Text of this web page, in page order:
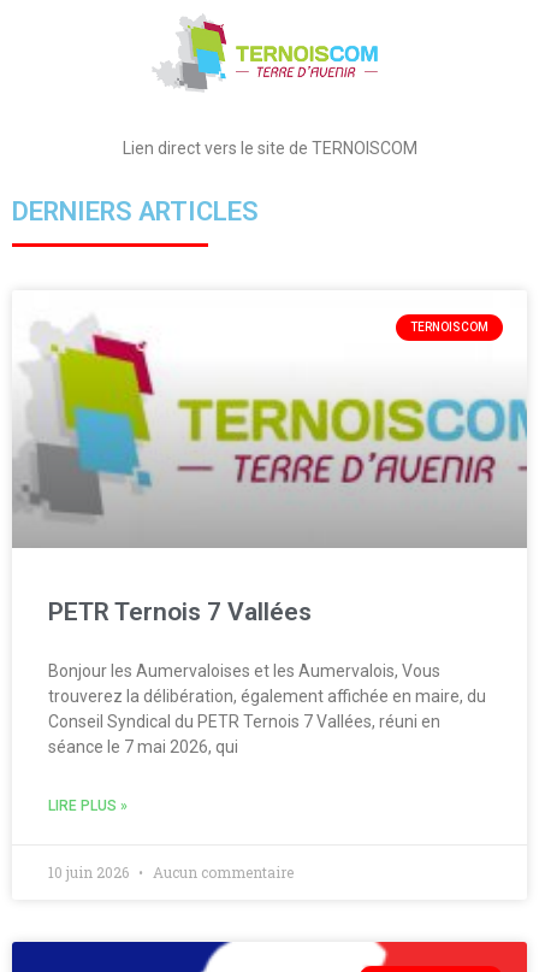
Lien direct vers le site de TERNOISCOM
DERNIERS ARTICLES
TERNOISCOM
PETR Ternois 7 Vallées
Bonjour les Aumervaloises et les Aumervalois, Vous
trouverez la délibération, également affichée en maire, du
Conseil Syndical du PETR Ternois 7 Vallées, réuni en
séance le 7 mai 2026, qui
LIRE PLUS »
10 juin 2026 Aucun commentaire